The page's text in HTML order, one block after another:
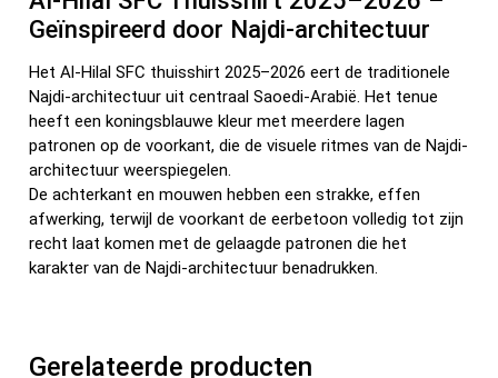
Geïnspireerd door Najdi-architectuur
Het Al-Hilal SFC thuisshirt 2025–2026 eert de traditionele
Najdi-architectuur uit centraal Saoedi-Arabië. Het tenue
heeft een koningsblauwe kleur met meerdere lagen
patronen op de voorkant, die de visuele ritmes van de Najdi-
architectuur weerspiegelen.
De achterkant en mouwen hebben een strakke, effen
afwerking, terwijl de voorkant de eerbetoon volledig tot zijn
recht laat komen met de gelaagde patronen die het
karakter van de Najdi-architectuur benadrukken.
Gerelateerde producten